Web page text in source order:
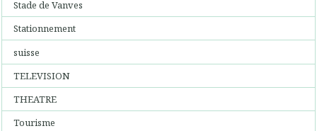
Stade de Vanves
Stationnement
suisse
TELEVISION
THEATRE
Tourisme